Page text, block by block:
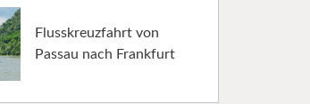
Flusskreuzfahrt von
Passau nach Frankfurt